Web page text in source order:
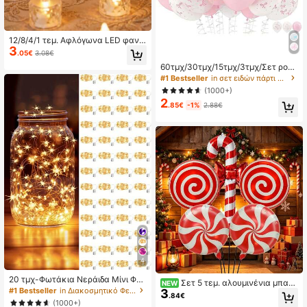
12/8/4/1 τεμ. Αφλόγωνα LED φανά
κια τσαγιού με μπαταρία, κατάλλη
λα για γιόγκα/σπίτι/διακόσμηση γά
η ρομαντικής ατμόσφαιρας, κρυστ
άλλινα διακοσμητικά πλαστικά κε
ριά, εσωτερική διακόσμηση, τέλει
α για Χριστούγεννα, πάρτι, εξωτερ
ικό χώρο, τραπέζι, Halloween, επέ
τειο, γιορτές και πρόταση γάμου, ε
στιατόριο, κάμπινγκ, φθινοπωρινή
διακόσμηση, διακόσμηση φεστιβά
λ συγκομιδής, διακόσμηση δωματίο
υ, διακόσμηση υπνοτουμαχείου (ζε
στό λευκό φως, μπαταρία συμπερι
λαμβάνεται) (1,5 ίντσες x 1,9 ίντσε
ς), δώρο γενεθλίων
3.05€ 3.08€
4
20 τμχ-Φωτάκια Νεράιδα Μίνι Φω
τάκια LED που λειτουργούν με μπ
αταρία Twinkle Lights Χάλκινο σύρ
#1 Bestseller
in Διακοσμητικό Φεστιβάλ
(1000+)
60τμχ/30τμχ/15τμχ/3τμχ/Σετ ροζ
μπαλόνια λατέξ με φιόγκο, διαφαν
ή λευκά μπαλόνια 12 ιντσών με εκ
τύπωση ανοιχτό ροζ φιόγκου, διακ
όσμηση γιορτής γενεθλίων με θέμα
πεταλούδα, κατάλληλα για γυναικ
εία γενέθλια, κόزابρο, bridal showe
r, γάμο, εορτασμό επετείου, χριστο
υγεννιάτικη διακόσμηση
#1 Bestseller
in σετ ειδών πάρτι Διακοσμητικά μπαλόνια
(1000+)
2.85€ -1% 2.88€
NEW Σετ 5 τεμ. αλουμινένια μπαλό
νια με ασημωμένη επικάλυψη 18 ί
ντσες, κόκκινος ανεμόミルλος, κα
3.84€